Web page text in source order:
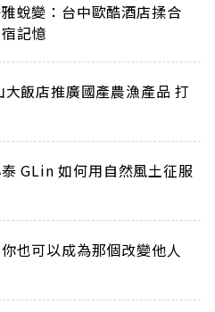
蛻變：台中歐酷酒店揉合
記憶
大飯店推廣國產農漁產品 打
GLin 如何用自然風土征服
也可以成為那個改變他人